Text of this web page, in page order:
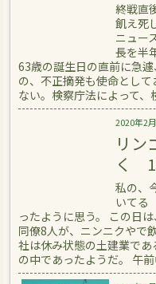
終戦直
飢え死
ニュー
長を半
63歳の誕生日の直前に急
の、不正摘発も使命とし
ない。検察庁法によって、
2020年2
リン
く
私の、
いてる
ったように思う。 この日
同僚8人が、ニンニクやで
社は休み状態の土建業で
の中であったようだ。 午